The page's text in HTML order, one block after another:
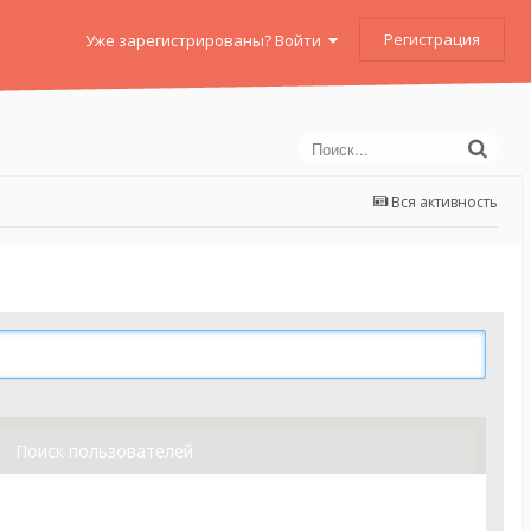
Уже зарегистрированы? Войти Регистрация
Вся активность
Поиск пользователей